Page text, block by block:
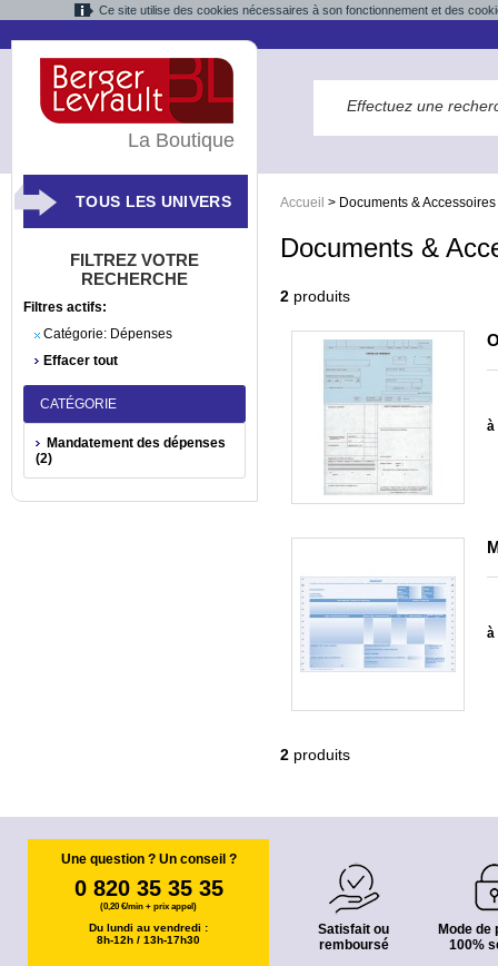
Ce site utilise des cookies nécessaires à son fonctionnement et des
Accueil > Documents & Accessoires
Documents &
2 produits
à
à
2 produits
La Boutique
TOUS LES UNIVERS
FILTREZ VOTRE
RECHERCHE
Filtres actifs:
Catégorie: Dépenses
Effacer tout
CATÉGORIE
Mandatement des dépenses
(2)
Une question ? Un conseil ?
0 820 35 35 35
(0,20 €/min + prix appel)
Du lundi au vendredi :
8h-12h / 13h-17h30
Satisfait ou
remboursé
Mode de
100%